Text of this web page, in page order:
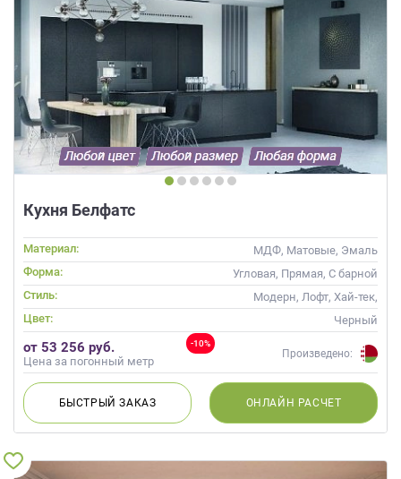
Кухня Белфатс
Материал:
МДФ, Матовые, Эмаль
Форма:
Угловая, Прямая, С барной
стойкой
Стиль:
Модерн, Лофт, Хай-тек,
Современные
Цвет: Черный
-10%
от 53 256 руб.
Цена за погонный метр
Произведено:
БЫСТРЫЙЗАКАЗ ОНЛАЙН РАСЧЕТ